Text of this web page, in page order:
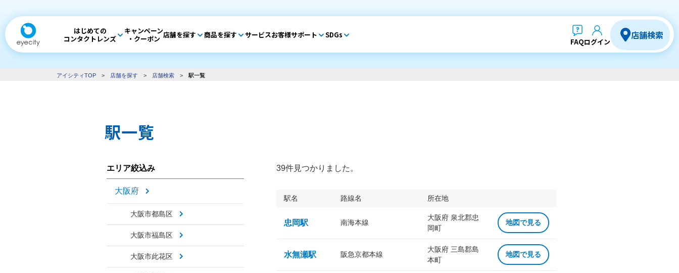
はじめての
コンタクトレンズ
キャンペーン
・クーポン 店舗を探す 商品を探す サービスお客様サポート SDGs
FAQログイン
店舗検索
アイシティTOP > 店舗を探す > 店舗検索 > 駅一覧
駅一覧
エリア絞込み
大阪府
大阪市都島区
大阪市福島区
大阪市此花区
39件見つかりました。
駅名 路線名 所在地
忠岡駅 南海本線
大阪府 泉北郡忠
岡町
地図で見る
水無瀬駅 阪急京都本線
大阪府 三島郡島
本町
地図で見る